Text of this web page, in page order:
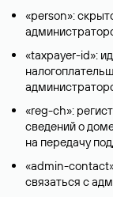
«person»:
«taxpayer-id»:
«reg-ch»:
сведений о
на передачу
«admin-
связаться с